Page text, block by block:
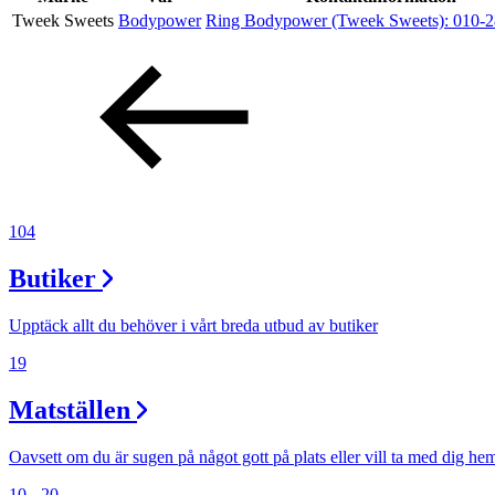
Erbjudanden
Kundklubb
Sök
Öppettider
Praktisk information
Tweek Sweets Bodypower Ring Bodypower (Tweek Sweets): 010-
104
Butiker
Upptäck allt du behöver i vårt breda utbud av butiker
19
Matställen
Oavsett om du är sugen på något gott på plats eller vill ta med dig